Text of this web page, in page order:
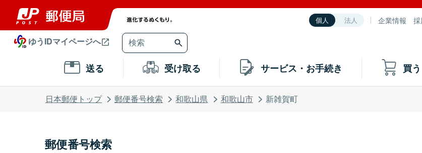
個人 法人 企業情報
ゆうIDマイページへ
送る 受け取る サービス・お手続き 買う
日本郵便トップ 郵便番号検索 和歌山県 和歌山市 新雑賀町
郵便番号検索